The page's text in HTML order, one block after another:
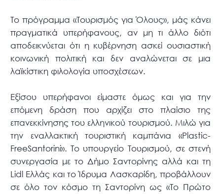
Το πρόγραμμα «Τουρισμός για Όλους», μάς κάνει
πραγματικά υπερήφανους, αν μη τι άλλο διότι
αποδεικνύεται ότι η κυβέρνηση ασκεί ουσιαστική
κοινωνική πολιτική και δεν αναλώνεται σε μια
λαϊκίστικη φιλολογία υποσχέσεων.
Εξίσου υπερήφανοι είμαστε όμως και για την
επόμενη δράση που αρχίζει στο πλαίσιο της
επανεκκίνησης του ελληνικού τουρισμού. Μιλώ για
την εναλλακτική τουριστική καμπάνια «Plastic-
FreeSantorini». Το υπουργείο Τουρισμού, σε στενή
συνεργασία με το Δήμο Σαντορίνης αλλά και τη
Lidl Ελλάς και το Ίδρυμα Λασκαρίδη, προβάλλουν
σε όλο τον κόσμο τη Σαντορίνη ως «Το Πρώτο